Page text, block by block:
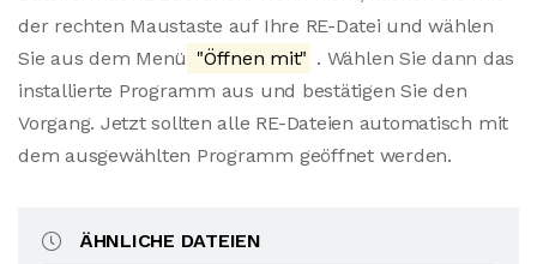
der rechten Maustaste auf Ihre RE-Datei und wählen
Sie aus dem Menü "Öffnen mit" . Wählen Sie dann das
installierte Programm aus und bestätigen Sie den
Vorgang. Jetzt sollten alle RE-Dateien automatisch mit
dem ausgewählten Programm geöffnet werden.
ÄHNLICHE DATEIEN